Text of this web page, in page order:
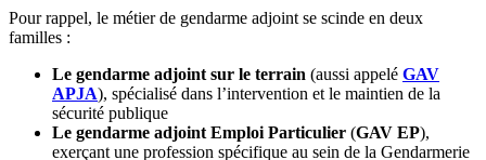
Pour rappel, le métier de gendarme adjoint se scinde en deux
familles :
Le gendarme adjoint sur le terrain (aussi appelé GAV
APJA), spécialisé dans l’intervention et le maintien de la
sécurité publique
Le gendarme adjoint Emploi Particulier (GAV EP),
exerçant une profession spécifique au sein de la Gendarmerie